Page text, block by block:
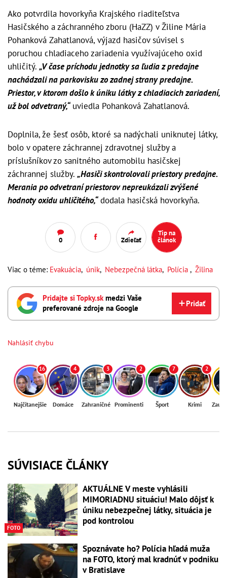
Ako potvrdila hovorkyňa Krajského riaditeľstva
Hasičského a záchranného zboru (HaZZ) v Žiline Mária
Pohanková Zahatlanová, výjazd hasičov súvisel s
poruchou chladiaceho zariadenia využívajúceho oxid
uhličitý. „V čase príchodu jednotky sa ľudia z predajne
nachádzali na parkovisku zo zadnej strany predajne.
Priestor, v ktorom došlo k úniku látky z chladiacich zariadení,
už bol odvetraný,“uviedla Pohanková Zahatlanová.
Doplnila, že šesť osôb, ktoré sa nadýchali uniknutej látky,
bolo v opatere záchrannej zdravotnej služby a
príslušníkov zo sanitného automobilu hasičskej
záchrannej služby. „Hasiči skontrolovali priestory predajne.
Merania po odvetraní priestorov nepreukázali zvýšené
hodnoty oxidu uhličitého,“dodala hasičská hovorkyňa.
0 Zdieľať
Tip na
článok
Viac o téme: Evakuácia, únik, Nebezpečná látka, Polícia , Žilina
Pridajte si Topky.skmedzi Vaše
preferované zdroje na Google
Pridať
Nahlásiť chybu
16
Najčítanejšie
4
Domáce
3
Zahraničné
2
Prominenti
7
Šport
2
Krimi
SÚVISIACE ČLÁNKY
FOTO
AKTUÁLNE V meste vyhlásili
MIMORIADNU situáciu! Malo dôjsť k
úniku nebezpečnej látky, situácia je
pod kontrolou
Spoznávate ho? Polícia hľadá muža
na FOTO, ktorý mal kradnúť v podniku
v Bratislave